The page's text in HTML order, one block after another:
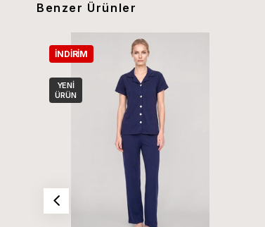
Benzer Ürünler
İNDIRIM
YENI
ÜRÜN